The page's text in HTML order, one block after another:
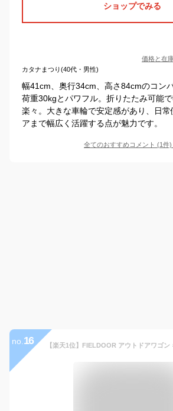
ショップでみる
価格と在
カタナまつり(40代・男性)
幅41cm、奥行34cm、高さ84cmのコン
荷重30kgとパワフル。折りたたみ可能
楽々。大きな車輪で安定感があり、日常
アまで幅広く活躍する点が魅力です。
全てのおすすめコメント (1件)
no. 16